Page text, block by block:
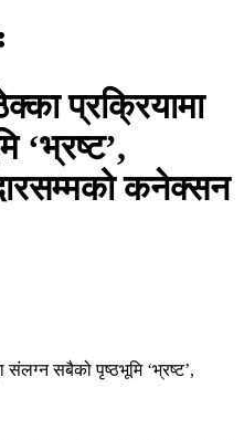
प्रक्रियामा
‘भ्रष्ट’,
कनेक्सन